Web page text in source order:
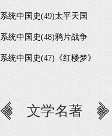
系统中国史(49)太平天国
系统中国史(48)鸦片战争
系统中国史(47)《红楼梦》
文学名著